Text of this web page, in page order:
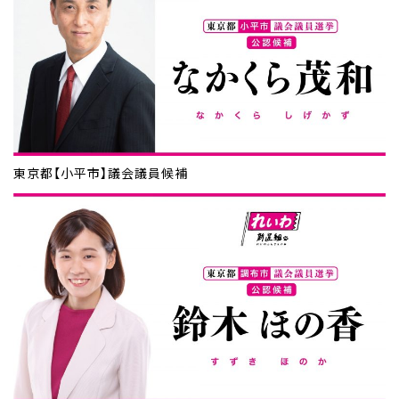
東京都【小平市】議会議員候補